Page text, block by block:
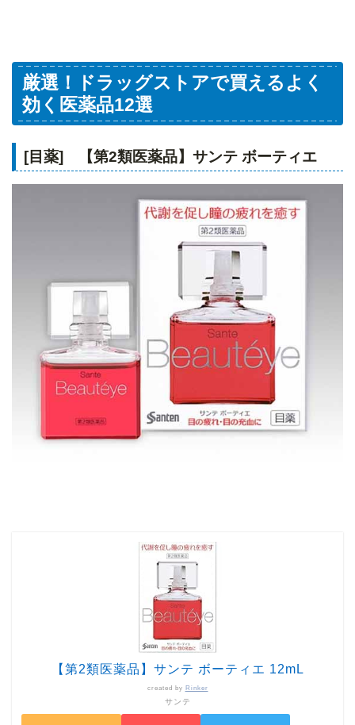
厳選！ドラッグストアで買えるよく
効く医薬品12選
[目薬] 【第2類医薬品】サンテ ボーティエ
【第2類医薬品】サンテ ボーティエ 12mL
created by Rinker
サンテ